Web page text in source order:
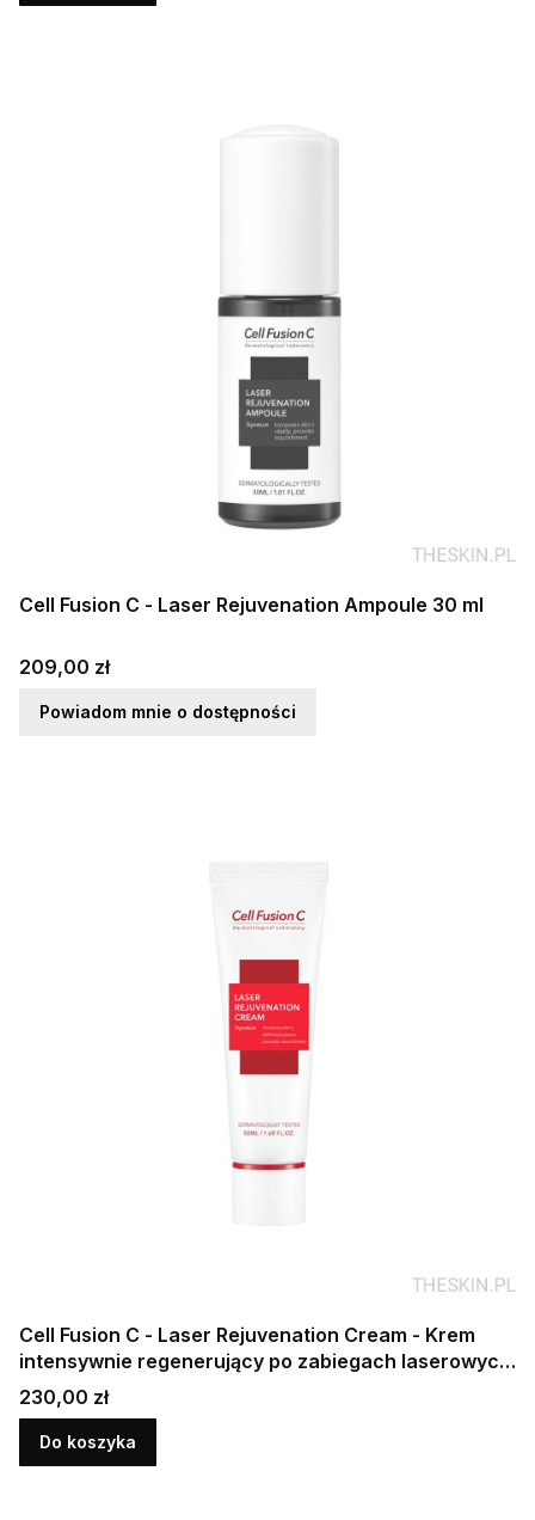
Cell Fusion C - Laser Rejuvenation Ampoule 30 ml
Cena
209,00 zł
Powiadom mnie o dostępności
Cell Fusion C - Laser Rejuvenation Cream - Krem
intensywnie regenerujący po zabiegach laserowych
i estetycznych 50 ml
Cena
230,00 zł
Do koszyka